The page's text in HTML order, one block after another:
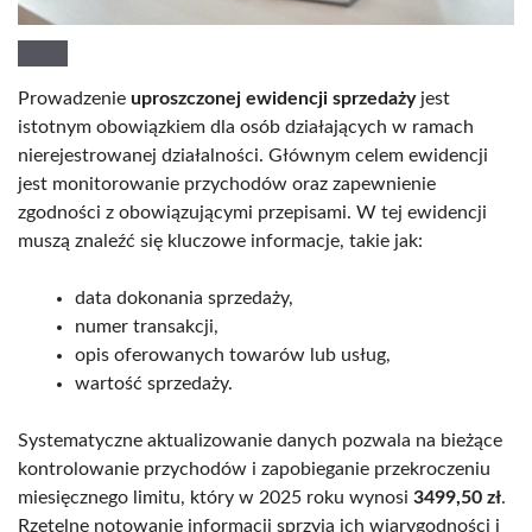
Prowadzenie uproszczonej ewidencji sprzedażyjest
istotnym obowiązkiem dla osób działających w ramach
nierejestrowanej działalności. Głównym celem ewidencji
jest monitorowanie przychodów oraz zapewnienie
zgodności z obowiązującymi przepisami. W tej ewidencji
muszą znaleźć się kluczowe informacje, takie jak:
data dokonania sprzedaży,
numer transakcji,
opis oferowanych towarów lub usług,
wartość sprzedaży.
Systematyczne aktualizowanie danych pozwala na bieżące
kontrolowanie przychodów i zapobieganie przekroczeniu
miesięcznego limitu, który w 2025 roku wynosi 3499,50 zł.
Rzetelne notowanie informacji sprzyja ich wiarygodności i